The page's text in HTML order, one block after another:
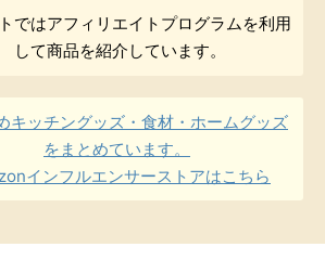
ではアフィリエイトプログラムを利用
して商品を紹介しています。
キッチングッズ・食材・ホームグッズ
をまとめています。
インフルエンサーストアはこちら